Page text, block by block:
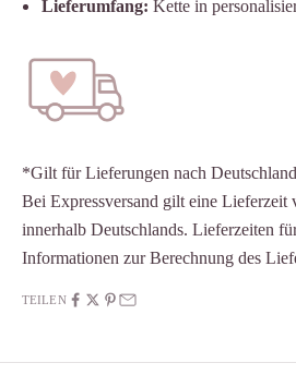
Lieferumfang: Kette in
*Gilt für Lieferungen nach
Bei Expressversand gilt eine Lieferzeit
innerhalb Deutschlands. Lieferzeiten
Informationen zur Berechnung des
TEILEN